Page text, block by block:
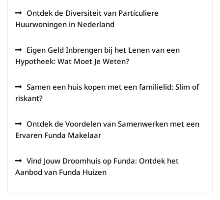
Ontdek de Diversiteit van Particuliere
Huurwoningen in Nederland
Eigen Geld Inbrengen bij het Lenen van een
Hypotheek: Wat Moet Je Weten?
Samen een huis kopen met een familielid: Slim of
riskant?
Ontdek de Voordelen van Samenwerken met een
Ervaren Funda Makelaar
Vind Jouw Droomhuis op Funda: Ontdek het
Aanbod van Funda Huizen